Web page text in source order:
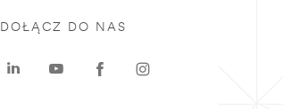
DOŁĄCZ DO NAS